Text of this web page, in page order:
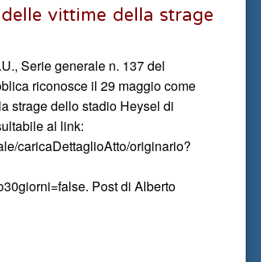
vittime della strage
Serie generale n. 137 del
riconosce il 29 maggio come
strage dello stadio Heysel di
al link:
caricaDettaglioAtto/originario?
Post di Alberto